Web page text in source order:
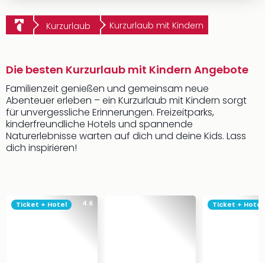
Kurzurlaub Kurzurlaub mit Kindern
Die besten Kurzurlaub mit Kindern Angebote
Familienzeit genießen und gemeinsam neue
Abenteuer erleben – ein Kurzurlaub mit Kindern sorgt
für unvergessliche Erinnerungen. Freizeitparks,
kinderfreundliche Hotels und spannende
Naturerlebnisse warten auf dich und deine Kids. Lass
dich inspirieren!
4.6
Ticket + Hotel Ticket + Hotel